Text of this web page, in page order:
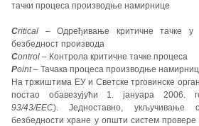
тачки процеса производње намирнице
Critical – Одређивање критичне тачке у
безбедност производа
Control – Контрола критичне тачке процеса
Point– Тачака процеса производње
На тржиштима ЕУ и Светске трговинске
постао обавезујући 1. јануара 2006.
93/43/EEC). Једноставно, укључивање
безбедности хране у општи систем провере